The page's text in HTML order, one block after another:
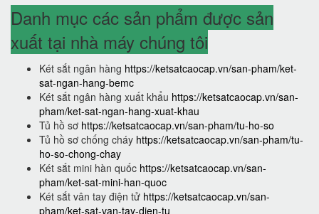
Danh mục các sản phẩm được sản
xuất tại nhà máy chúng tôi
Két sắt ngân hàng https://ketsatcaocap.vn/san-pham/ket-
sat-ngan-hang-bemc
Két sắt ngân hàng xuất khẩu https://ketsatcaocap.vn/san-
pham/ket-sat-ngan-hang-xuat-khau
Tủ hồ sơ https://ketsatcaocap.vn/san-pham/tu-ho-so
Tủ hồ sơ chống cháy https://ketsatcaocap.vn/san-pham/tu-
ho-so-chong-chay
Két sắt mini hàn quốc https://ketsatcaocap.vn/san-
pham/ket-sat-mini-han-quoc
Két sắt vân tay điện tử https://ketsatcaocap.vn/san-
pham/ket-sat-van-tay-dien-tu